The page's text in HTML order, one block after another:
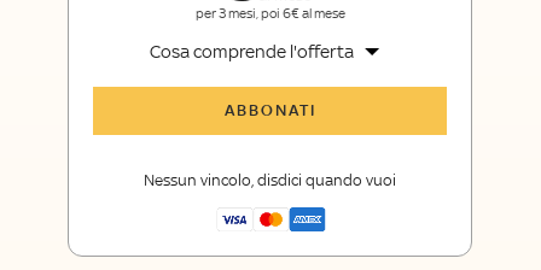
per 3 mesi, poi 6€ al mese
Cosa comprende l'offerta
Sport
La newsletter esclusiva di Sky Sport
ABBONATI
Nessun vincolo, disdici quando vuoi